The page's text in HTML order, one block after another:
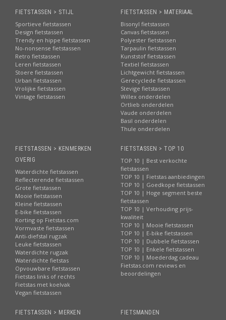
FIETSTASSEN > STIJL
Sportieve fietstassen
Design fietstassen
Trendy en hippe fietstassen
No-nonsense fietstassen
Retro fietstassen
Leren fietstassen
Stoere fietstassen
Urban fietstassen
Vrolijke fietstassen
Vintage fietstassen
FIETSTASSEN > MATERIAAL
Bisonyl fietstassen
Canvas fietstassen
Polyester fietstassen
Tarpaulin fietstassen
Kunststof fietstassen
Textiel fietstassen
Lichtgewicht fietstassen
Gerecyclede fietstassen
Stevige fietstassen
Willex onderdelen
Ortlieb onderdelen
Vaude onderdelen
Basil onderdelen
Thule onderdelen
FIETSTASSEN > KENMERKEN
OVERIG
Waterdichte fietstassen
Reflecterende fietstassen
Grote fietstassen
Mooie fietstassen
Kleine fietstassen
E-bike fietstassen
Korting op Fietstas.com
Vormvaste fietstassen
Anti-diefstal rugzak
Leuke fietstassen
Waterdichte rugzak
Waterdichte fietstas
Opvouwbare fietstassen
Fietstas links of rechts
Fietstas met koelvak
Vegan fietstassen
FIETSTASSEN > TOP 10
TOP 10 | Best verkochte
fietstassen
TOP 10 | Fietstas aanbiedingen
TOP 10 | Goedkope fietstassen
TOP 10 | Hoge segment beste
fietstassen
TOP 10 | Verhouding prijs-
kwaliteit
TOP 10 | Mooie fietstassen
TOP 10 | E-bike fietstassen
TOP 10 | Dubbele fietstassen
TOP 10 | Enkele fietstassen
TOP 10 | Moederdag cadeau
Fietstas.com reviews en
beoordelingen
FIETSTASSEN > MERKEN FIETSMANDEN